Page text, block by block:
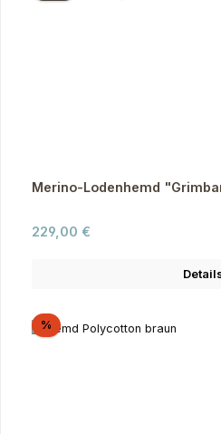
Merino-Lodenhemd
Regulärer Preis:
229,00 €
%Rabatt